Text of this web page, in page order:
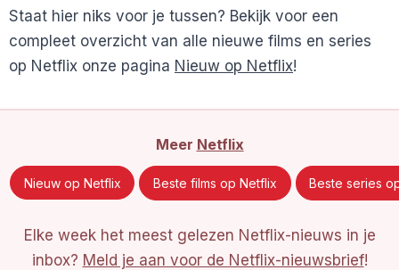
Staat hier niks voor je tussen? Bekijk voor een
compleet overzicht van alle nieuwe films en series
op Netflix onze pagina Nieuw op Netflix!
Meer Netflix
Nieuw op Netflix Beste films op Netflix Beste series
Elke week het meest gelezen Netflix-nieuws in je
inbox? Meld je aan voor de Netflix-nieuwsbrief!